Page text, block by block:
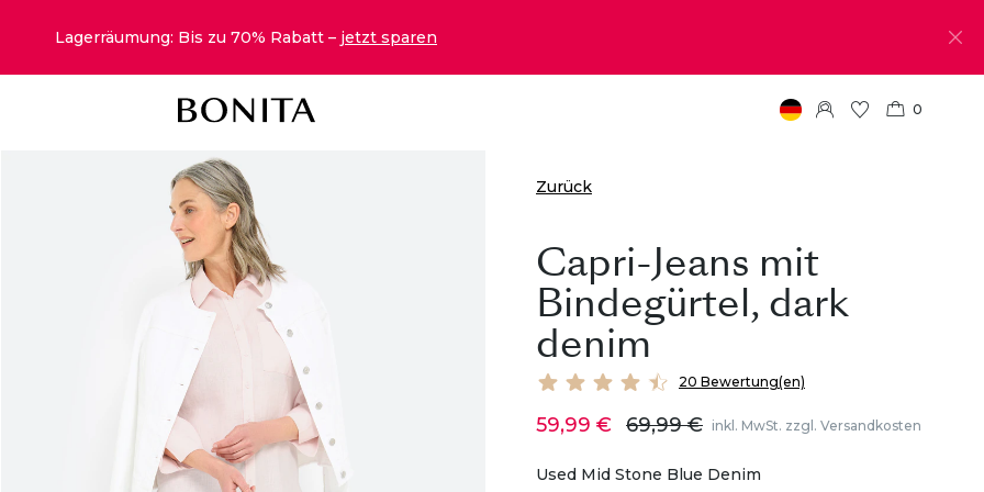
Lagerräumung: Bis zu 70% Rabatt – jetzt sparen
0
Zurück
Capri-Jeans mit
Bindegürtel, dark
denim
20 Bewertung(en)
59,99 € 69,99 € inkl. MwSt. zzgl. Versandkosten
Used Mid Stone Blue Denim